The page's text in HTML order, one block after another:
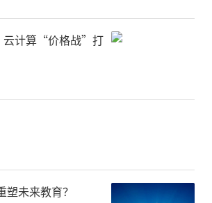
云计算“价格战”打
未来教育？